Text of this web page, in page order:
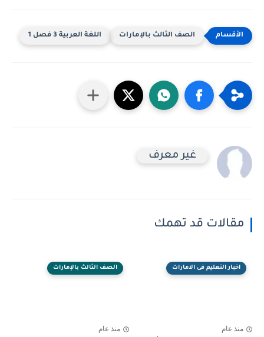
الصف الثالث بالإمارات اللغة العربية 3 فصل 1
غير معرف
مقالات قد تهمك
اخبار التعليم فى الامارات
منذ عام
الصف الثالث بالإمارات
منذ عام